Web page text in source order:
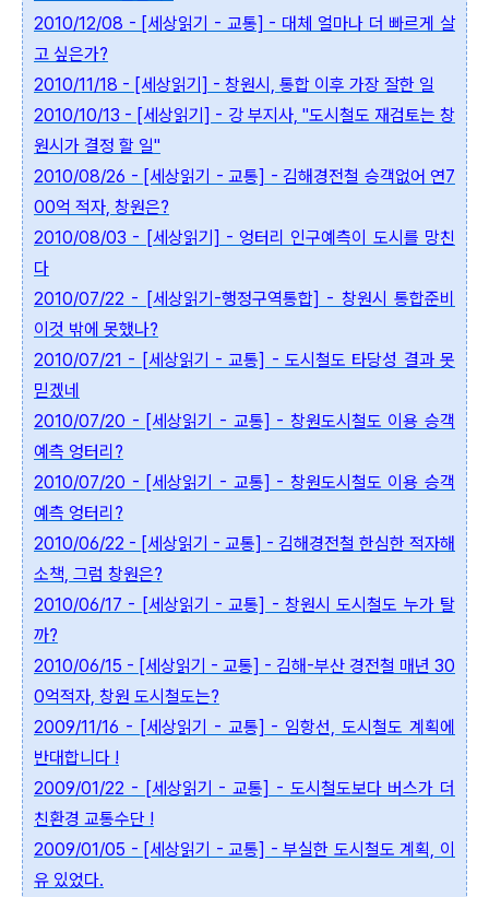
2010/12/08 - [세상읽기 - 교통] - 대체 얼마나 더 빠르게 살
고 싶은가?
2010/11/18 - [세상읽기] - 창원시, 통합 이후 가장 잘한 일
2010/10/13 - [세상읽기] - 강 부지사, "도시철도 재검토는 창
원시가 결정 할 일"
2010/08/26 - [세상읽기 - 교통] - 김해경전철 승객없어 연7
00억 적자, 창원은?
2010/08/03 - [세상읽기] - 엉터리 인구예측이 도시를 망친
다
2010/07/22 - [세상읽기-행정구역통합] - 창원시 통합준비
이것 밖에 못했나?
2010/07/21 - [세상읽기 - 교통] - 도시철도 타당성 결과 못
믿겠네
2010/07/20 - [세상읽기 - 교통] - 창원도시철도 이용 승객
예측 엉터리?
2010/07/20 - [세상읽기 - 교통] - 창원도시철도 이용 승객
예측 엉터리?
2010/06/22 - [세상읽기 - 교통] - 김해경전철 한심한 적자해
소책, 그럼 창원은?
2010/06/17 - [세상읽기 - 교통] - 창원시 도시철도 누가 탈
까?
2010/06/15 - [세상읽기 - 교통] - 김해-부산 경전철 매년 30
0억적자, 창원 도시철도는?
2009/11/16 - [세상읽기 - 교통] - 임항선, 도시철도 계획에
반대합니다 !
2009/01/22 - [세상읽기 - 교통] - 도시철도보다 버스가 더
친환경 교통수단 !
2009/01/05 - [세상읽기 - 교통] - 부실한 도시철도 계획, 이
유 있었다.